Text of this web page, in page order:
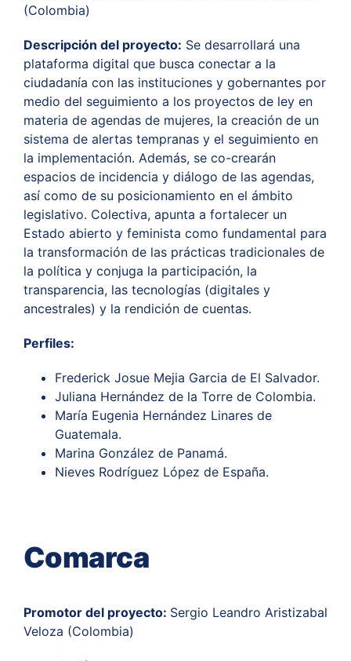
(Colombia)
Descripción del proyecto: Se desarrollará una
plataforma digital que busca conectar a la
ciudadanía con las instituciones y gobernantes por
medio del seguimiento a los proyectos de ley en
materia de agendas de mujeres, la creación de un
sistema de alertas tempranas y el seguimiento en
la implementación. Además, se co-crearán
espacios de incidencia y diálogo de las agendas,
así como de su posicionamiento en el ámbito
legislativo. Colectiva, apunta a fortalecer un
Estado abierto y feminista como fundamental para
la transformación de las prácticas tradicionales de
la política y conjuga la participación, la
transparencia, las tecnologías (digitales y
ancestrales) y la rendición de cuentas.
Perfiles:
Frederick Josue Mejia Garcia de El Salvador.
Juliana Hernández de la Torre de Colombia.
María Eugenia Hernández Linares de
Guatemala.
Marina González de Panamá.
Nieves Rodríguez López de España.
Comarca
Promotor del proyecto: Sergio Leandro Aristizabal
Veloza (Colombia)